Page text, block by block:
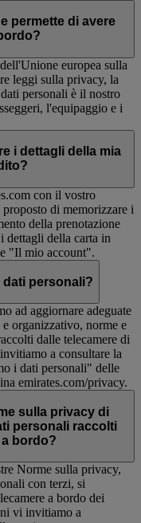
permette di avere
europea sulla
leggi sulla privacy, la
personali è il nostro
l'equipaggio e i
i dettagli della mia
con il vostro
di memorizzare i
della prenotazione
dettagli della carta in
"Il mio account".
personali?
ad aggiornare adeguate
organizzativo, norme e
dalle telecamere di
a consultare la
i dati personali" delle
emirates.com/privacy.
sulla privacy di
personali raccolti
bordo?
Norme sulla privacy,
con terzi, si
a bordo dei
vi invitiamo a